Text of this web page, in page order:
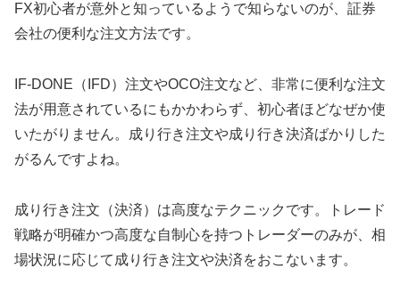
FX初心者が意外と知っているようで知らないのが、証券
会社の便利な注文方法です。
IF-DONE（IFD）注文やOCO注文など、非常に便利な注文
法が用意されているにもかかわらず、初心者ほどなぜか使
いたがりません。成り行き注文や成り行き決済ばかりした
がるんですよね。
成り行き注文（決済）は高度なテクニックです。トレード
戦略が明確かつ高度な自制心を持つトレーダーのみが、相
場状況に応じて成り行き注文や決済をおこないます。